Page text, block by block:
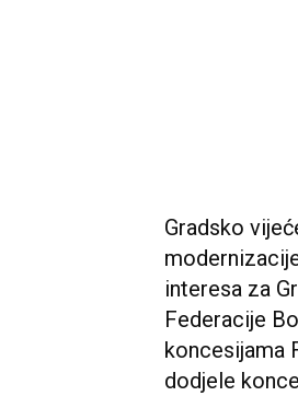
Gradsko
interesa za
Federacije
koncesijama
dodjele